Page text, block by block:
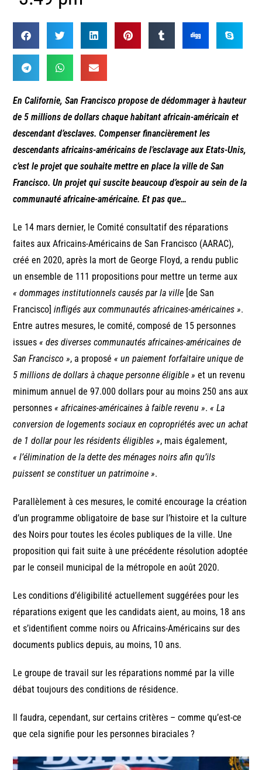
En Californie, San Francisco propose de dédommager à hauteur
de 5 millions de dollars chaque habitant africain-américain et
descendant d’esclaves. Compenser financièrement les
descendants africains-américains de l’esclavage aux Etats-Unis,
c’est le projet que souhaite mettre en place la ville de San
Francisco. Un projet qui suscite beaucoup d’espoir au sein de la
communauté africaine-américaine. Et pas que…
Le 14 mars dernier, le Comité consultatif des réparations
faites aux Africains-Américains de San Francisco (AARAC),
créé en 2020, après la mort de George Floyd, a rendu public
un ensemble de 111 propositions pour mettre un terme aux
« dommages institutionnels causés par la ville [de San
Francisco]infligés aux communautés africaines-américaines ».
Entre autres mesures, le comité, composé de 15 personnes
issues« des diverses communautés africaines-américaines de
San Francisco », a proposé« un paiement forfaitaire unique de
5 millions de dollars à chaque personne éligible » et un revenu
minimum annuel de 97.000 dollars pour au moins 250 ans aux
personnes« africaines-américaines à faible revenu ».« La
conversion de logements sociaux en copropriétés avec un achat
de 1 dollar pour les résidents éligibles », mais également,
« l’élimination de la dette des ménages noirs afin qu’ils
puissent se constituer un patrimoine ».
Parallèlement à ces mesures, le comité encourage la création
d’un programme obligatoire de base sur l’histoire et la culture
des Noirs pour toutes les écoles publiques de la ville. Une
proposition qui fait suite à une précédente résolution adoptée
par le conseil municipal de la métropole en août 2020.
Les conditions d’éligibilité actuellement suggérées pour les
réparations exigent que les candidats aient, au moins, 18 ans
et s’identifient comme noirs ou Africains-Américains sur des
documents publics depuis, au moins, 10 ans.
Le groupe de travail sur les réparations nommé par la ville
débat toujours des conditions de résidence.
Il faudra, cependant, sur certains critères – comme qu’est-ce
que cela signifie pour les personnes biraciales ?